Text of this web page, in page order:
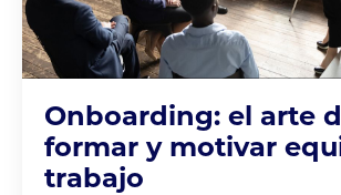
Onboarding: el arte
formar y motivar
trabajo